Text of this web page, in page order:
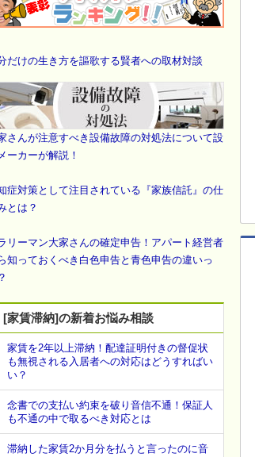
だけの生き方を謳歌する賢者への取材対談
さんが注意すべき設備故障の対処法について設
ーカーが解説！
症対策として注目されている『家族信託』の仕
とは？
リーマン大家さんの確定申告！アパート経営者
知っておくべき白色申告と青色申告の違いっ
[家賃滞納]の新着お悩み相談
家賃を2年以上滞納！配達証明付きの督促状
も無視される入居者への対応はどうすればい
い？
念書での支払い約束を破り音信不通！保証人
も不通の中で取るべき対応とは
滞納した家賃2か月分を払うと言ったのに音